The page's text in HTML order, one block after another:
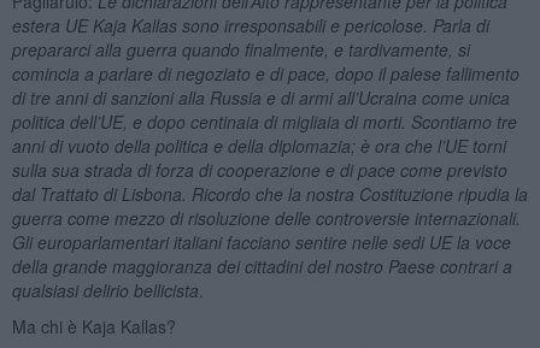
estera UE Kaja Kallas sono irresponsabili e pericolose. Parla di
prepararci alla guerra quando finalmente, e tardivamente, si
comincia a parlare di negoziato e di pace, dopo il palese fallimento
di tre anni di sanzioni alla Russia e di armi all’Ucraina come unica
politica dell’UE, e dopo centinaia di migliaia di morti. Scontiamo tre
anni di vuoto della politica e della diplomazia; è ora che l’UE torni
sulla sua strada di forza di cooperazione e di pace come previsto
dal Trattato di Lisbona. Ricordo che la nostra Costituzione ripudia la
guerra come mezzo di risoluzione delle controversie internazionali.
Gli europarlamentari italiani facciano sentire nelle sedi UE la voce
della grande maggioranza dei cittadini del nostro Paese contrari a
qualsiasi delirio bellicista
Ma chi è Kaja Kallas?